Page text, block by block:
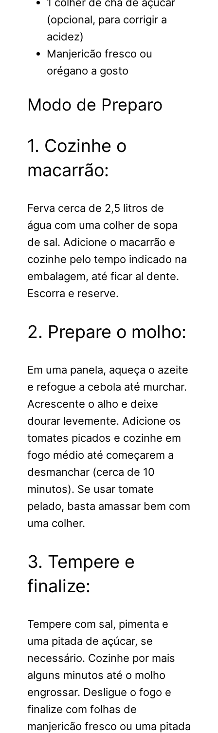
(opcional, para corrigir a
acidez)
Manjericão fresco ou
orégano a gosto
Modo de Preparo
1. Cozinhe o
macarrão:
Ferva cerca de 2,5 litros de
água com uma colher de sopa
de sal. Adicione o macarrão e
cozinhe pelo tempo indicado na
embalagem, até ficar al dente.
Escorra e reserve.
2. Prepare o molho:
Em uma panela, aqueça o azeite
e refogue a cebola até murchar.
Acrescente o alho e deixe
dourar levemente. Adicione os
tomates picados e cozinhe em
fogo médio até começarem a
desmanchar (cerca de 10
minutos). Se usar tomate
pelado, basta amassar bem com
uma colher.
3. Tempere e
finalize:
Tempere com sal, pimenta e
uma pitada de açúcar, se
necessário. Cozinhe por mais
alguns minutos até o molho
engrossar. Desligue o fogo e
finalize com folhas de
manjericão fresco ou uma pitada